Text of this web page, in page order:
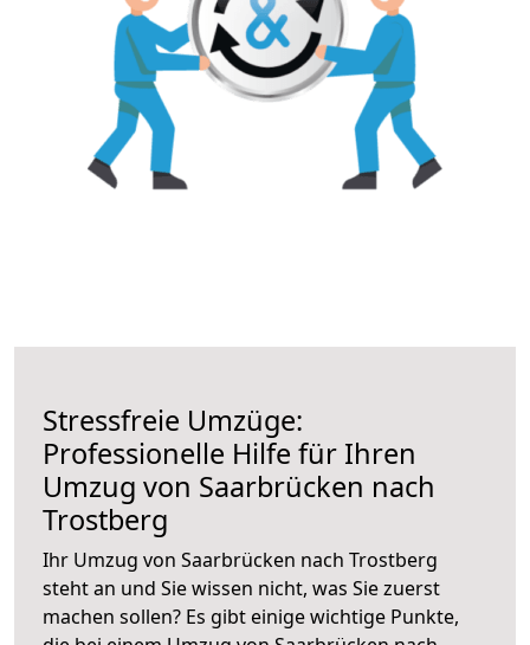
Stressfreie Umzüge:
Professionelle Hilfe für Ihren
Umzug von Saarbrücken nach
Trostberg
Ihr Umzug von Saarbrücken nach Trostberg
steht an und Sie wissen nicht, was Sie zuerst
machen sollen? Es gibt einige wichtige Punkte,